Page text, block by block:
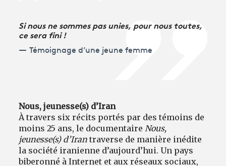
Si nous ne sommes pas unies, pour nous toutes,
ce sera fini !
Témoignage d’une jeune femme
Nous, jeunesse(s) d’Iran
À travers six récits portés par des témoins de
moins 25 ans, le documentaire Nous,
jeunesse(s) d’Irantraverse de manière inédite
la société iranienne d’aujourd’hui. Un pays
biberonné à Internet et aux réseaux sociaux,